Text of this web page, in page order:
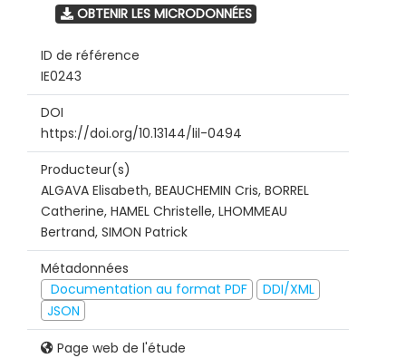
OBTENIR LES MICRODONNÉES
ID de référence
IE0243
DOI
https://doi.org/10.13144/lil-0494
Producteur(s)
ALGAVA Elisabeth, BEAUCHEMIN Cris, BORREL
Catherine, HAMEL Christelle, LHOMMEAU
Bertrand, SIMON Patrick
Métadonnées
Documentation au format PDF
DDI/XML
JSON
Page web de l'étude